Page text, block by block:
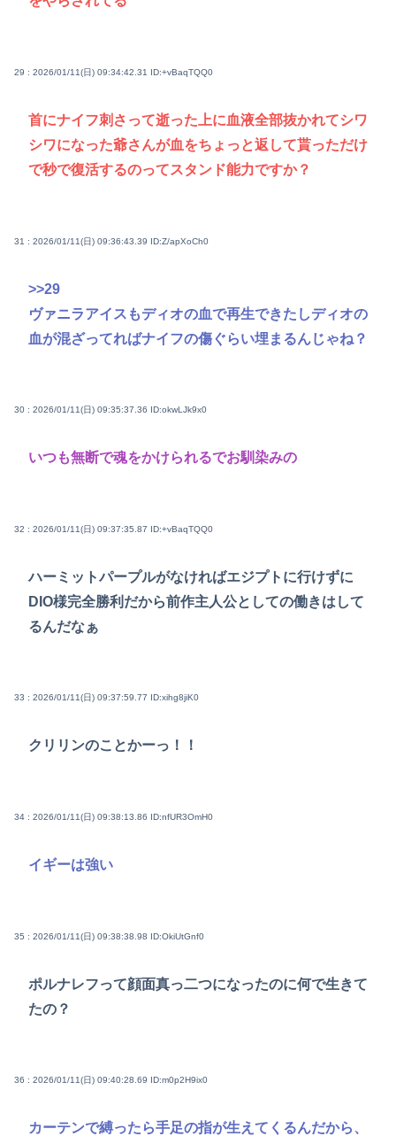
29 : 2026/01/11(日) 09:34:42.31 ID:+vBaqTQQ0
首にナイフ刺さって逝った上に血液全部抜かれてシワ
シワになった爺さんが血をちょっと返して貰っただけ
で秒で復活するのってスタンド能力ですか？
31 : 2026/01/11(日) 09:36:43.39 ID:Z/apXoCh0
>>29
ヴァニラアイスもディオの血で再生できたしディオの
血が混ざってればナイフの傷ぐらい埋まるんじゃね？
30 : 2026/01/11(日) 09:35:37.36 ID:okwLJk9x0
いつも無断で魂をかけられるでお馴染みの
32 : 2026/01/11(日) 09:37:35.87 ID:+vBaqTQQ0
ハーミットパープルがなければエジプトに行けずに
DIO様完全勝利だから前作主人公としての働きはして
るんだなぁ
33 : 2026/01/11(日) 09:37:59.77 ID:xihg8jiK0
クリリンのことかーっ！！
34 : 2026/01/11(日) 09:38:13.86 ID:nfUR3OmH0
イギーは強い
35 : 2026/01/11(日) 09:38:38.98 ID:OkiUtGnf0
ポルナレフって顔面真っ二つになったのに何で生きて
たの？
36 : 2026/01/11(日) 09:40:28.69 ID:m0p2H9ix0
カーテンで縛ったら手足の指が生えてくるんだから、